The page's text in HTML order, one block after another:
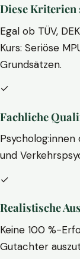
Diese Kriterien
Egal ob TÜV,
Kurs: Seriöse
Grundsätzen.
✓
Fachliche
und
✓
Realistische
Keine 100 %-
Gutachter